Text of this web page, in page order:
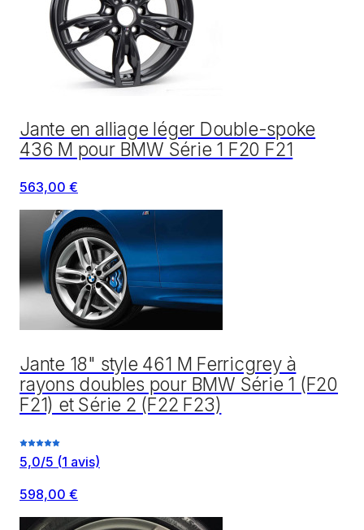
Jante en alliage léger Double-spoke
436 M pour BMW Série 1 F20 F21
563,00 €
Jante 18" style 461 M Ferricgrey à
rayons doubles pour BMW Série 1 (F20
F21) et Série 2 (F22 F23)
5,0/5 (1 avis)
598,00 €